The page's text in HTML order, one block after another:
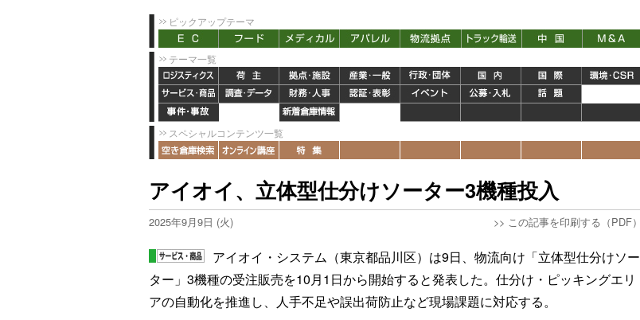
ピックアップテーマ
テーマ一覧
スペシャルコンテンツ一覧
アイオイ、立体型仕分けソーター3機種投入
2025年9月9日 (火) >> この記事を印刷する（PDF）
アイオイ・システム（東京都品川区）は9日、物流向け「立体型仕分けソー
ター」3機種の受注販売を10月1日から開始すると発表した。仕分け・ピッキングエリ
アの自動化を推進し、人手不足や誤出荷防止など現場課題に対応する。